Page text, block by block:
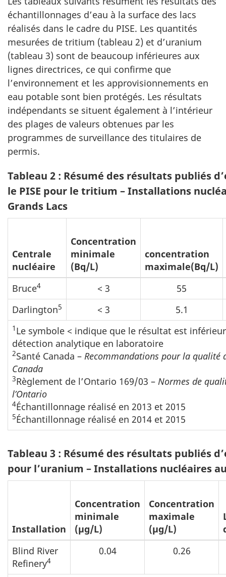
échantillonnages d’eau à la surface des lacs
réalisés dans le cadre du PISE. Les quantités
mesurées de tritium (tableau 2) et d’uranium
(tableau 3) sont de beaucoup inférieures aux
lignes directrices, ce qui confirme que
l’environnement et les approvisionnements en
eau potable sont bien protégés. Les résultats
indépendants se situent également à l’intérieur
des plages de valeurs obtenues par les
programmes de surveillance des titulaires de
permis.
Tableau 2 : Résumé des résultats publiés
le PISE pour le tritium – Installations
Grands Lacs
Centrale
nucléaire
Concentration
minimale
(Bq/L)
concentration
maximale(Bq/L)
Bruce4 < 3
55
Darlington5 < 3 5.1
1 Le symbole < indique que le résultat est
détection analytique en laboratoire
2Santé Canada – Recommandations pour la qualité
Canada
3Règlement de l’Ontario 169/03 – Normes de
l’Ontario
4Échantillonnage réalisé en 2013 et 2015
5Échantillonnage réalisé en 2014 et 2015
Tableau 3 : Résumé des résultats publiés
pour l’uranium – Installations nucléaires
Installation
Concentration
minimale
(µg/L)
Concentration
maximale
(µg/L)
Blind River
Refinery4
0.04 0.26